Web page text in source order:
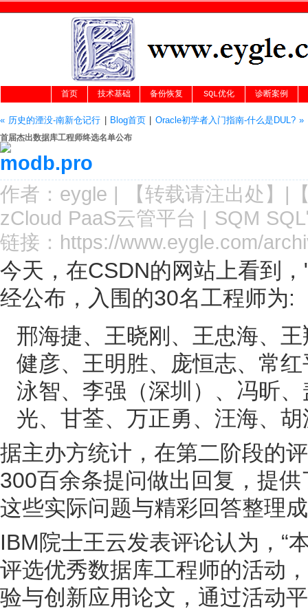
首页 技术基础 备份恢复 SQL优化 诊断案例
« 历史的湮没-南新仓记行 Blog首页| Oracle初学者入门指南-什么是DUL? »
首届杰出数据库工程师终选名单公布
作者： eygle | 【转载请注出处 】|
zCloud PaaS云管平台 | SQM
链接： https://www.eygle.com/
今天，在CSDN的网站上看到
经公布，入围的30名工程师为:
邢海捷、王晓刚、王忠海、
健彦、王明胜、庞恒志、常
泳智、李强（深圳）、冯昕
光、甘荃、万正勇、汪海、
据主办方统计，在第二阶段的
300百余条提问做出回复，提
这些实际问题与精彩回答整理
IBM院士王云发表评论认为，“
评选优秀数据库工程师的活动
验与创新应用论文，通过活动